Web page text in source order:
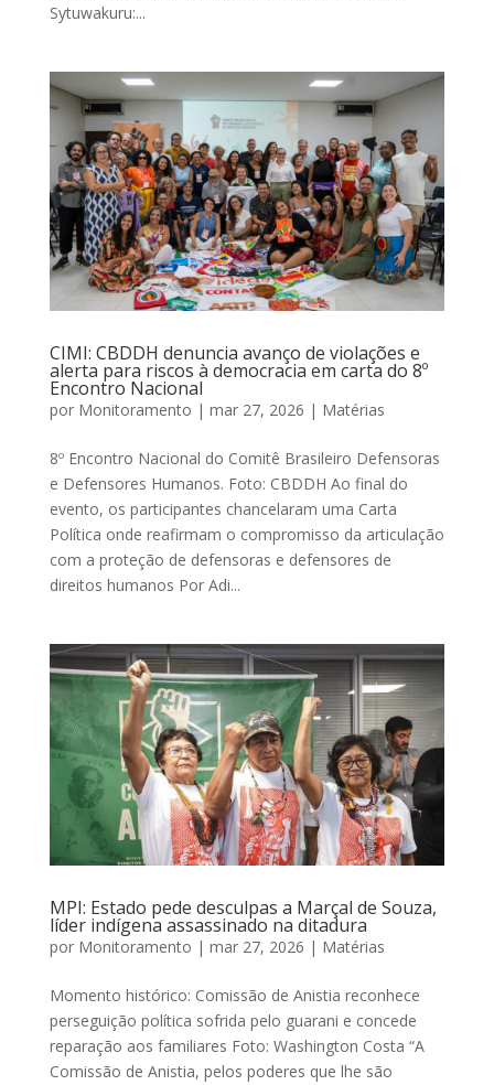
Sytuwakuru:...
CIMI: CBDDH denuncia avanço de violações e
alerta para riscos à democracia em carta do 8º
Encontro Nacional
por Monitoramento | mar 27, 2026 | Matérias
8º Encontro Nacional do Comitê Brasileiro Defensoras
e Defensores Humanos. Foto: CBDDH Ao final do
evento, os participantes chancelaram uma Carta
Política onde reafirmam o compromisso da articulação
com a proteção de defensoras e defensores de
direitos humanos Por Adi...
MPI: Estado pede desculpas a Marçal de Souza,
líder indígena assassinado na ditadura
por Monitoramento | mar 27, 2026 | Matérias
Momento histórico: Comissão de Anistia reconhece
perseguição política sofrida pelo guarani e concede
reparação aos familiares Foto: Washington Costa “A
Comissão de Anistia, pelos poderes que lhe são